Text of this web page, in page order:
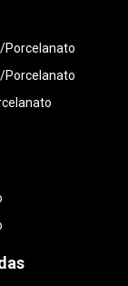
Porcelanato
Porcelanato